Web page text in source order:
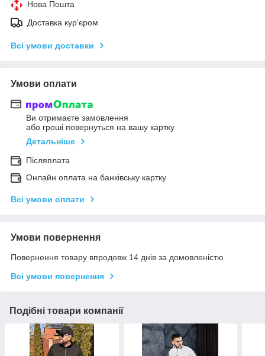
Нова Пошта
Доставка кур'єром
Всі умови доставки
Умови оплати
Ви отримаєте замовлення
або гроші повернуться на вашу картку
Детальніше
Післяплата
Онлайн оплата на банківську картку
Всі умови оплати
Умови повернення
Повернення товару впродовж 14 днів за домовленістю
Всі умови повернення
Подібні товари компанії